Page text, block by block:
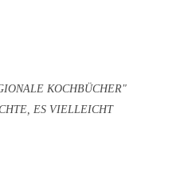
KOCHBÜCHER"
ES VIELLEICHT